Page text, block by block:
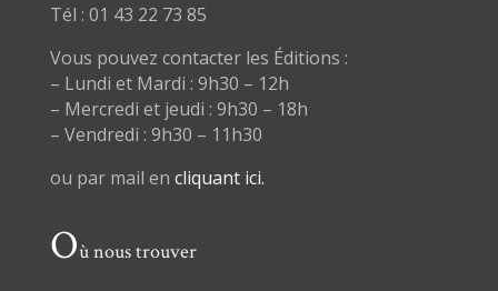
Tél : 01 43 22 73 85
Vous pouvez contacter les Éditions :
– Lundi et Mardi : 9h30 – 12h
– Mercredi et jeudi : 9h30 – 18h
– Vendredi : 9h30 – 11h30
ou par mail en cliquant ici.
Où nous trouver